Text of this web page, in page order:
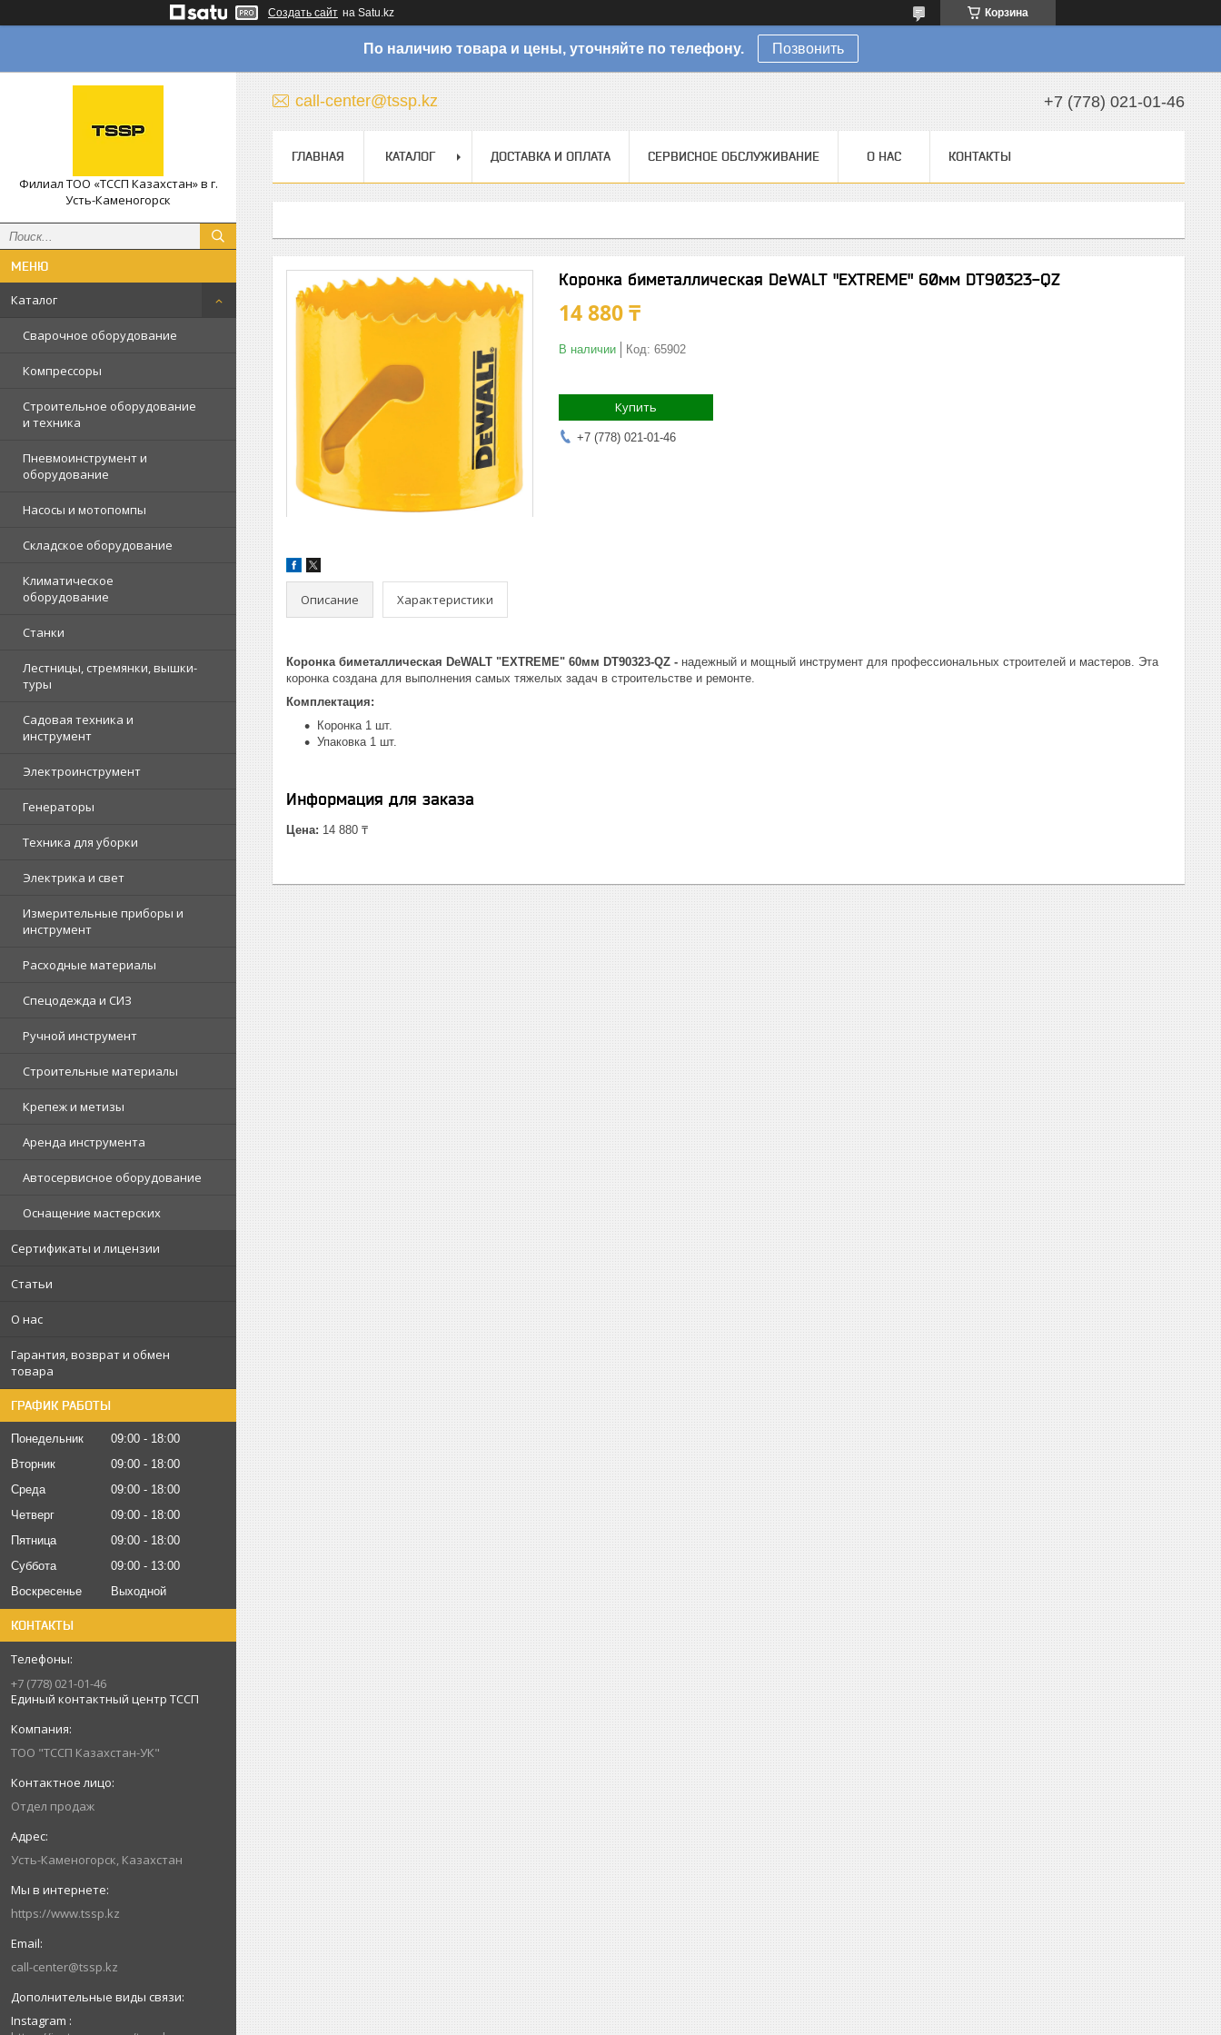
Создать сайт на Satu.kz Корзина
По наличию товара и цены, уточняйте по телефону. Позвонить
Филиал ТОО «ТССП Казахстан» в г.
Усть-Каменогорск
Каталог
Сварочное оборудование
Компрессоры
Строительное оборудование
и техника
Пневмоинструмент и
оборудование
Насосы и мотопомпы
Складское оборудование
Климатическое
оборудование
Станки
Лестницы, стремянки, вышки-
туры
Садовая техника и
инструмент
Электроинструмент
Генераторы
Техника для уборки
Электрика и свет
Измерительные приборы и
инструмент
Расходные материалы
Спецодежда и СИЗ
Ручной инструмент
Строительные материалы
Крепеж и метизы
Аренда инструмента
Автосервисное оборудование
Оснащение мастерских
Сертификаты и лицензии
Статьи
О нас
Гарантия, возврат и обмен
товара
ГРАФИК РАБОТЫ
Понедельник 09:00
18:00
Вторник
09:00
18:00
Среда
09:00
18:00
Четверг
09:00
18:00
Пятница
09:00
18:00
Суббота
09:00
13:00
Воскресенье
Выходной
КОНТАКТЫ
+7 (778) 021-01-46
Единый контактный центр ТССП
ТОО "ТССП Казахстан-УК"
Отдел продаж
Усть-Каменогорск, Казахстан
https://www.tssp.kz
call-center@tssp.kz
Instagram
call-center@tssp.kz +7 (778) 021-01-46
ГЛАВНАЯ КАТАЛОГ ДОСТАВКА И ОПЛАТА СЕРВИСНОЕ ОБСЛУЖИВАНИЕ О НАС КОНТАКТЫ
Коронка биметаллическая DeWALT "EXTREME" 60мм DT90323-QZ
14 880 ₸
В наличии Код: 65902
Купить
+7 (778) 021-01-46
Описание Характеристики
Коронка биметаллическая DeWALT "EXTREME" 60мм DT90323-QZ - надежный и мощный инструмент для профессиональных строителей и мастеров. Эта
коронка создана для выполнения самых тяжелых задач в строительстве и ремонте.
Комплектация:
Коронка 1 шт.
Упаковка 1 шт.
Информация для заказа
Цена: 14 880 ₸